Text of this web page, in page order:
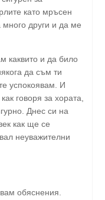
като мръсен
много други и да ме
каквито и да било
да съм ти
успокоявам. И
говоря за хората,
Днес си на
как ще се
неуважителни
обяснения.